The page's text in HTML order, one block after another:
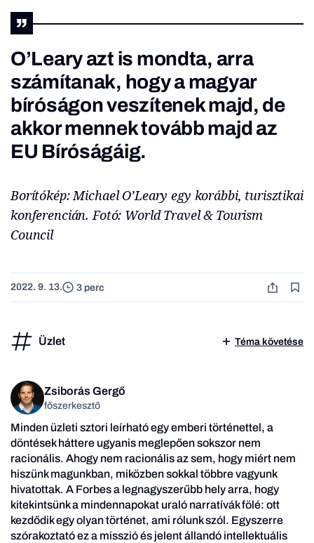
O’Leary azt is mondta, arra
számítanak, hogy a magyar
bíróságon veszítenek majd, de
akkor mennek tovább majd az
EU Bíróságáig.
Borítókép: Michael O’Leary egy korábbi, turisztikai
konferencián. Fotó: World Travel & Tourism
Council
2022. 9. 13. 3 perc
Üzlet Téma követése
Zsiborás Gergő
főszerkesztő
Minden üzleti sztori leírható egy emberi történettel, a
döntések háttere ugyanis meglepően sokszor nem
racionális. Ahogy nem racionális az sem, hogy miért nem
hiszünk magunkban, miközben sokkal többre vagyunk
hivatottak. A Forbes a legnagyszerűbb hely arra, hogy
kitekintsünk a mindennapokat uraló narratívák fölé: ott
kezdődik egy olyan történet, ami rólunk szól. Egyszerre
szórakoztató ez a misszió és jelent állandó intellektuális